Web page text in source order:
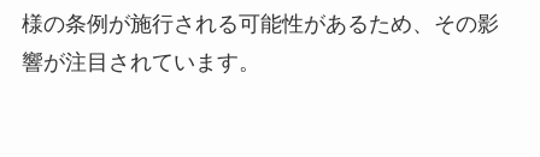
様の条例が施行される可能性があるため、その影
響が注目されています。